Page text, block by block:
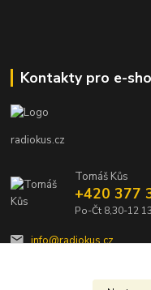
Kontakty pro e-
radiokus.cz
Tomáš Kůs
+420 377
Po-Čt 8,30-12
info@radiokus.cz